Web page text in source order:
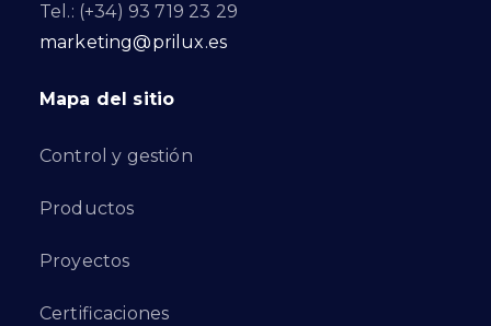
Tel.: (+34) 93 719 23 29
marketing@prilux.es
Mapa del sitio
Control y gestión
Productos
Proyectos
Certificaciones